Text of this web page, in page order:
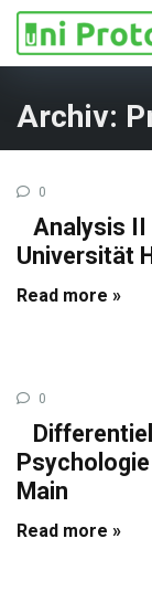
Archiv:
0
Analysis II
Universität
Read more »
0
Main
Read more »